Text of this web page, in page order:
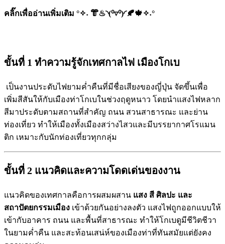
คลิ๊กเพื่ออ่านเพิ่มเติม °✧˖ 👘♨◝(⁰▿⁰)◜🍂🍁✧˖°
ขั้นที่ 1 ทำความรู้จักเทศกาลไฟ เมืองโกเบ
เป็นงานประดับไฟยามค่ำคืนที่มีชื่อเสียงของญี่ปุ่น จัดขึ้นเพื่อ
เพิ่มสีสันให้กับเมืองท่าโกเบในช่วงฤดูหนาว โดยนำแสงไฟหลาก
สีมาประดับตามสถานที่สำคัญ ถนน สวนสาธารณะ และย่าน
ท่องเที่ยว ทำให้เมืองทั้งเมืองสว่างไสวและมีบรรยากาศโรแมน
ติก เหมาะกับนักท่องเที่ยวทุกกลุ่ม
ขั้นที่ 2 แนวคิดและความโดดเด่นของงาน
แนวคิดของเทศกาลคือการผสมผสาน แสง สี ศิลปะ และ
สถาปัตยกรรมเมือง เข้าด้วยกันอย่างลงตัว แสงไฟถูกออกแบบให้
เข้ากับอาคาร ถนน และพื้นที่สาธารณะ ทำให้โกเบดูมีชีวิตชีวา
ในยามค่ำคืน และสะท้อนเสน่ห์ของเมืองท่าที่ทันสมัยแต่ยังคง